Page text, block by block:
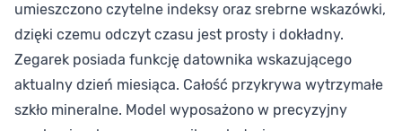
umieszczono czytelne indeksy oraz srebrne wskazówki,
dzięki czemu odczyt czasu jest prosty i dokładny.
Zegarek posiada funkcję datownika wskazującego
aktualny dzień miesiąca. Całość przykrywa wytrzymałe
szkło mineralne. Model wyposażono w precyzyjny